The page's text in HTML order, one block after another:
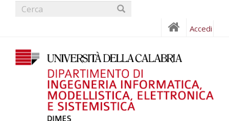
Form
Accedi